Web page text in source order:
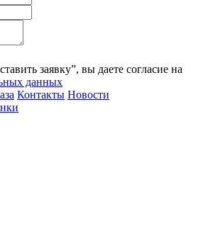
заявку”, вы даете согласие на
данных
Контакты Новости